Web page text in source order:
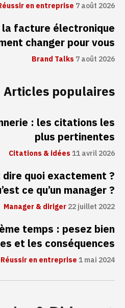
en entreprise 7 août 2026
facture électronique
changer pour vous
Brand Talks7 août 2026
Articles populaires
: les citations les
plus pertinentes
Citations & idées11 avril 2026
dire quoi exactement ?
ce qu’un manager ?
Manager & diriger22 juillet 2022
temps : pesez bien
et les conséquences
Réussir en entreprise1 mai 2024